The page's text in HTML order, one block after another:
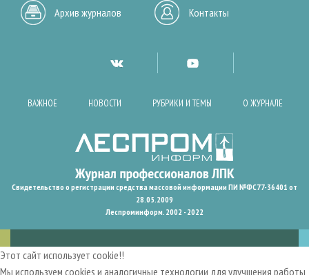
Архив журналов Контакты
ВАЖНОЕ НОВОСТИ РУБРИКИ И ТЕМЫ О ЖУРНАЛЕ
Свидетельство о регистрации средства массовой информации ПИ №ФС77-36401 от
28.05.2009
Леспроминформ. 2002 - 2022
Этот сайт использует cookie!!
Мы используем cookies и аналогичные технологии для улучшения работы